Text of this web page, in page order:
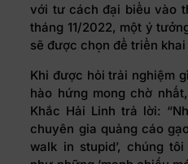
với tư cách đại biểu vào
tháng 11/2022, một ý
sẽ được chọn để triển
Khi được hỏi trải nghiệm
hào hứng mong chờ
Khắc Hải Linh trả lời:
chuyên gia quảng cáo
walk in stupid’, chúng